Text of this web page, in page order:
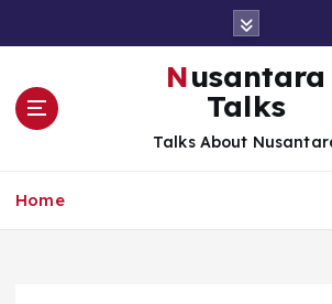
Nusantara
Talks
Talks About
Home